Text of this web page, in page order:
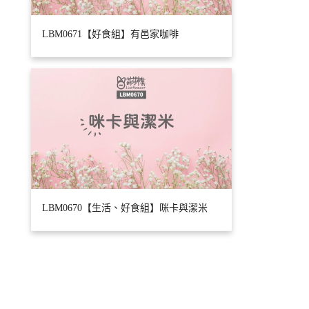
LBM0671【好食組】有邑家咖啡
LBM0670【生活、好食組】咪卡與潔米